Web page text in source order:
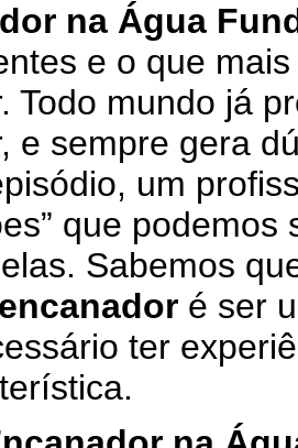
na Água
e o que
Todo mundo já
e sempre gera
um
que
Sabemos
encanador é ser
ter